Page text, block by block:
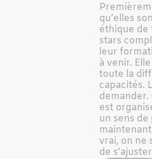
qu’elles
éthique de
stars
leur
à venir.
toute la
capacités.
demander.
est
un sens
vrai, on ne
de